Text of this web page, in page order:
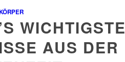
WICHTIGSTE
AUS DER